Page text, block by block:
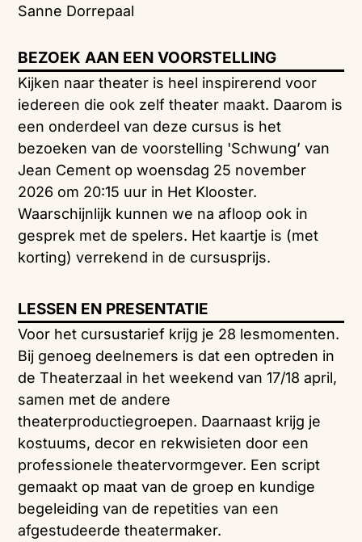
Sanne Dorrepaal
BEZOEK AAN EEN VOORSTELLING
Kijken naar theater is heel inspirerend voor
iedereen die ook zelf theater maakt. Daarom is
een onderdeel van deze cursus is het
bezoeken van de voorstelling 'Schwung’ van
Jean Cement op woensdag 25 november
2026 om 20:15 uur in Het Klooster.
Waarschijnlijk kunnen we na afloop ook in
gesprek met de spelers. Het kaartje is (met
korting) verrekend in de cursusprijs.
LESSEN EN PRESENTATIE
Voor het cursustarief krijg je 28 lesmomenten.
Bij genoeg deelnemers is dat een optreden in
de Theaterzaal in het weekend van 17/18 april,
samen met de andere
theaterproductiegroepen. Daarnaast krijg je
kostuums, decor en rekwisieten door een
professionele theatervormgever. Een script
gemaakt op maat van de groep en kundige
begeleiding van de repetities van een
afgestudeerde theatermaker.